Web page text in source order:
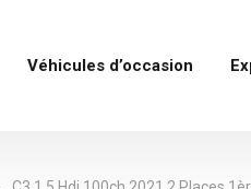
Véhicules d’occasion